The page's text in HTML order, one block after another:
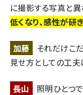
に撮影する写真と異
低くなり、感性が研
加藤
それだけこ
見せ方としての工夫
長山
照明ひとつ